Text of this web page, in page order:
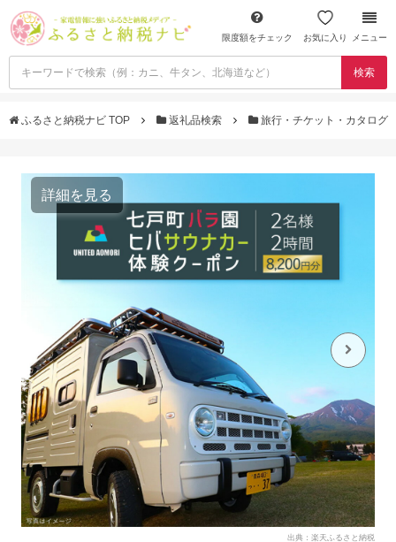
限度額をチェック お気に入り メニュー
検索
ふるさと納税ナビ TOP 返礼品検索 旅行・チケット・カタログ
詳細を見る
出典：楽天ふるさと納税